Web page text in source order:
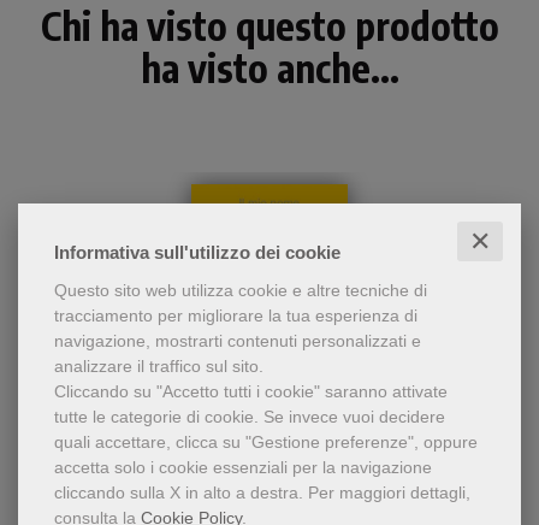
Informativa sull'utilizzo dei cookie ✕
Questo sito web utilizza cookie e altre tecniche di
tracciamento per migliorare la tua esperienza di
navigazione, mostrarti contenuti personalizzati e
analizzare il traffico sul sito.
Cliccando su "Accetto tutti i cookie" saranno attivate
tutte le categorie di cookie. Se invece vuoi decidere
quali accettare, clicca su "Gestione preferenze", oppure
accetta solo i cookie essenziali per la navigazione
cliccando sulla X in alto a destra. Per maggiori dettagli,
consulta la Cookie Policy.
Chi ha visto questo prodotto
ha visto anche...
Il significato del nome, i
patroni più noti e
importanti con quel nome, i
personaggi celebri/illustri e
Clemente Fillarini
Piero Lazzarin
Elena